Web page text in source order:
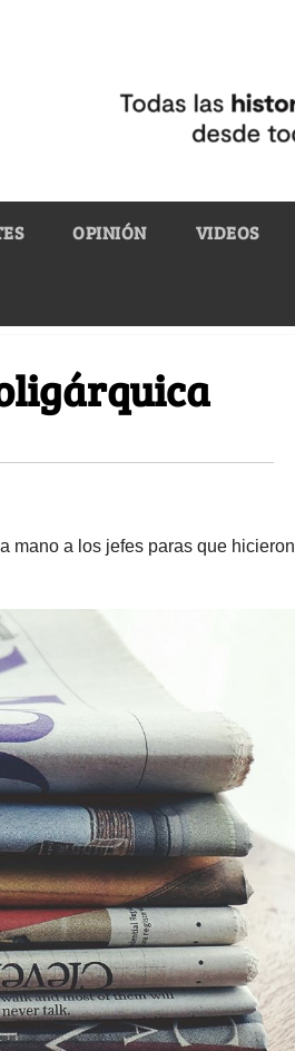
OPINIÓN VIDEOS
mano a los jefes paras que hicieron